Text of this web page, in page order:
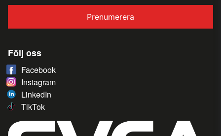
Prenumerera
Följ oss
Facebook
Instagram
LinkedIn
TikTok